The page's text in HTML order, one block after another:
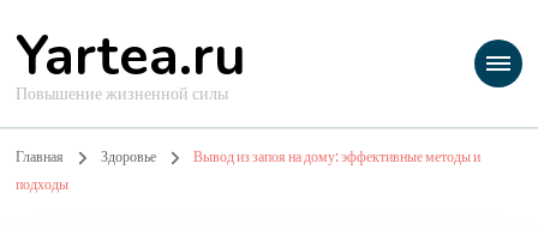
Yartea.ru
Повышение жизненной силы
Главная Здоровье
Вывод из запоя на дому: эффективные методы и
подходы